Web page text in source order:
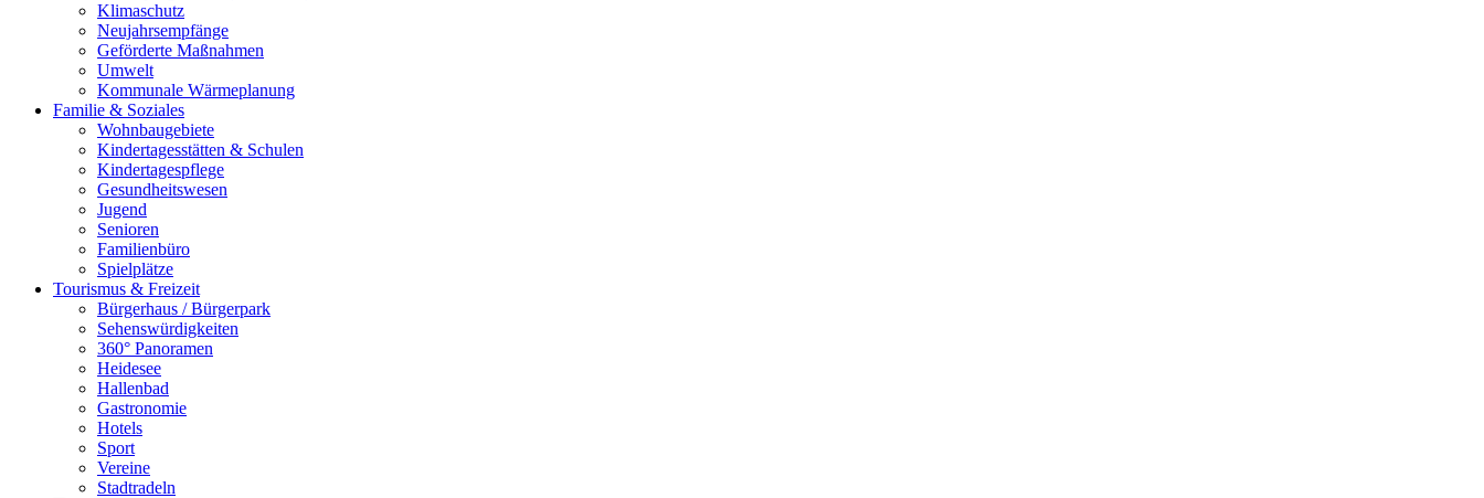
Klimaschutz
Neujahrsempfänge
Geförderte Maßnahmen
Umwelt
Kommunale Wärmeplanung
Familie & Soziales
Wohnbaugebiete
Kindertagesstätten & Schulen
Kindertagespflege
Gesundheitswesen
Jugend
Senioren
Familienbüro
Spielplätze
Tourismus & Freizeit
Bürgerhaus / Bürgerpark
Sehenswürdigkeiten
360° Panoramen
Heidesee
Hallenbad
Gastronomie
Hotels
Sport
Vereine
Stadtradeln